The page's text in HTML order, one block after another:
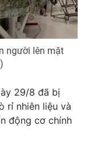
người lên mặt
29/8 đã bị
rỉ nhiên liệu và
động cơ chính